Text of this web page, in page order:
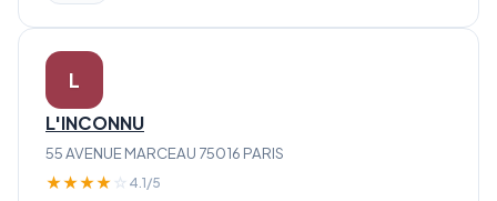
L
L'INCONNU
55 AVENUE MARCEAU 75016 PARIS
★★★★ ☆ 4.1/5